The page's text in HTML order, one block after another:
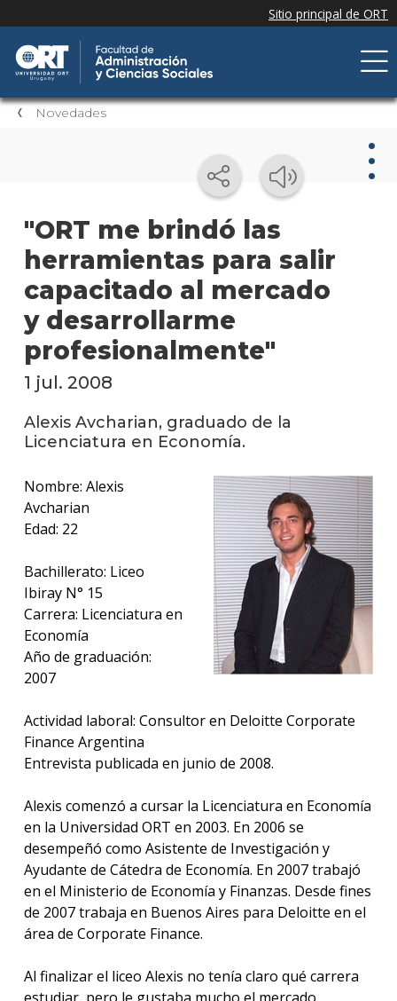
Novedades
"ORT me brindó las
herramientas para salir
capacitado al mercado
y desarrollarme
profesionalmente"
La
en
los
Blog
de la
1 jul. 2008
Alexis Avcharian, graduado de la
Licenciatura en Economía.
Nombre: Alexis
Avcharian
Edad: 22
Bachillerato: Liceo
Ibiray N° 15
Carrera: Licenciatura en
Economía
Año de graduación:
2007
Actividad laboral: Consultor en Deloitte Corporate
Finance Argentina
Entrevista publicada en junio de 2008.
Alexis comenzó a cursar la Licenciatura en Economía
en la Universidad ORT en 2003. En 2006 se
desempeñó como Asistente de Investigación y
Ayudante de Cátedra de Economía. En 2007 trabajó
en el Ministerio de Economía y Finanzas. Desde fines
de 2007 trabaja en Buenos Aires para Deloitte en el
área de Corporate Finance.
Al finalizar el liceo Alexis no tenía claro qué carrera